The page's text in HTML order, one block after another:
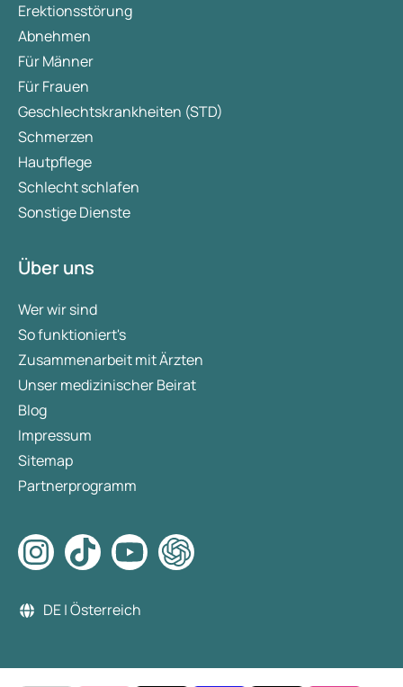
Erektionsstörung
Abnehmen
Für Männer
Für Frauen
Geschlechtskrankheiten (STD)
Schmerzen
Hautpflege
Schlecht schlafen
Sonstige Dienste
Über uns
Wer wir sind
So funktioniert's
Zusammenarbeit mit Ärzten
Unser medizinischer Beirat
Blog
Impressum
Sitemap
Partnerprogramm
DE | Österreich